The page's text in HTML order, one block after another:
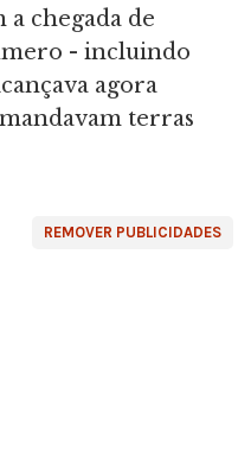
a chegada de
- incluindo
agora
terras
REMOVER PUBLICIDADES